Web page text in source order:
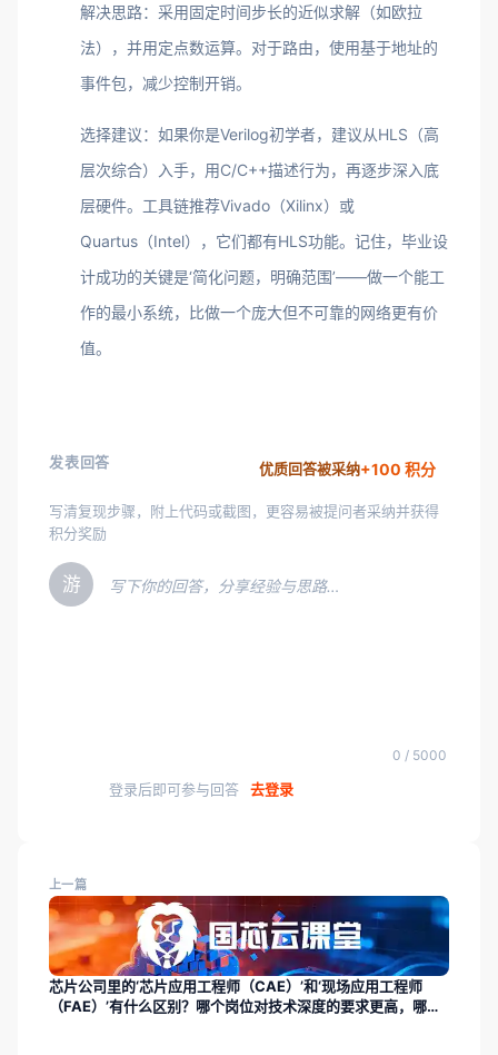
解决思路：采用固定时间步长的近似求解（如欧拉
法），并用定点数运算。对于路由，使用基于地址的
事件包，减少控制开销。
选择建议：如果你是Verilog初学者，建议从HLS（高
层次综合）入手，用C/C++描述行为，再逐步深入底
层硬件。工具链推荐Vivado（Xilinx）或
Quartus（Intel），它们都有HLS功能。记住，毕业设
计成功的关键是‘简化问题，明确范围’——做一个能工
作的最小系统，比做一个庞大但不可靠的网络更有价
值。
发表回答 优质回答被采纳+100 积分
写清复现步骤，附上代码或截图，更容易被提问者采纳并获得
积分奖励
游 写下你的回答，分享经验与思路…
0 / 5000
登录后即可参与回答 去登录
上一篇
芯片公司里的‘芯片应用工程师（CAE）’和‘现场应用工程师
（FAE）’有什么区别？哪个岗位对技术深度的要求更高，哪个